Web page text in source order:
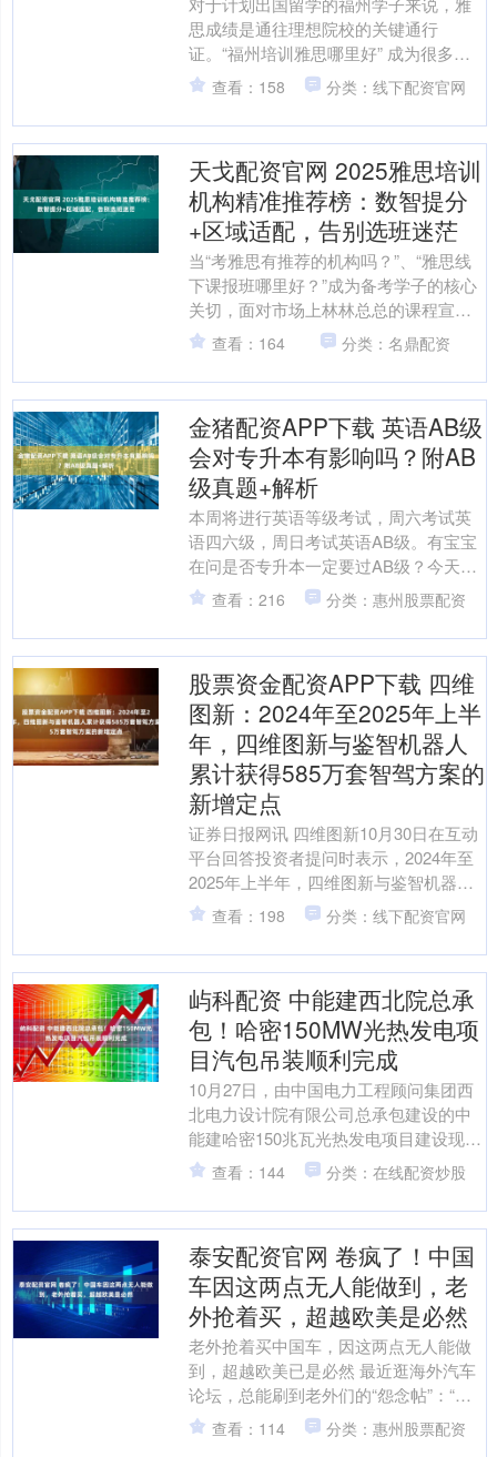
思成绩是通往理想院校的关键通行
证。“福州培训雅思哪里好” 成为很多人
纠结的核心问题，毕竟选对培训机构，
能让备考少走弯路、效率翻....
查看：158 分类：线下配资官网
天戈配资官网 2025雅思培训
机构精准推荐榜：数智提分
+区域适配，告别选班迷茫
当“考雅思有推荐的机构吗？”、“雅思线
下课报班哪里好？”成为备考学子的核心
关切，面对市场上林林总总的课程宣传
与高分承诺，如何甄别出真正具备硬核
实力的培训机构？一....
查看：164 分类：名鼎配资
金猪配资APP下载 英语AB级
会对专升本有影响吗？附AB
级真题+解析
本周将进行英语等级考试，周六考试英
语四六级，周日考试英语AB级。有宝宝
在问是否专升本一定要过AB级？今天学
姐和大家统一讲解一下吧~ 文尾附2025
年6月英语AB....
查看：216 分类：惠州股票配资
股票资金配资APP下载 四维
图新：2024年至2025年上半
年，四维图新与鉴智机器人
累计获得585万套智驾方案的
新增定点
证券日报网讯 四维图新10月30日在互动
平台回答投资者提问时表示，2024年至
2025年上半年，四维图新与鉴智机器人
累计获得585万套智驾方案的新增定点，
覆盖2....
查看：198 分类：线下配资官网
屿科配资 中能建西北院总承
包！哈密150MW光热发电项
目汽包吊装顺利完成
10月27日，由中国电力工程顾问集团西
北电力设计院有限公司总承包建设的中
能建哈密150兆瓦光热发电项目建设现场
传来捷报——重达120吨的汽包设备，通
过双机台吊作....
查看：144 分类：在线配资炒股
泰安配资官网 卷疯了！中国
车因这两点无人能做到，老
外抢着买，超越欧美是必然
老外抢着买中国车，因这两点无人能做
到，超越欧美已是必然 最近逛海外汽车
论坛，总能刷到老外们的“怨念帖”：“为
了等辆中国SUV，我放弃了预约半年的
宝马”“隔壁邻居....
查看：114 分类：惠州股票配资